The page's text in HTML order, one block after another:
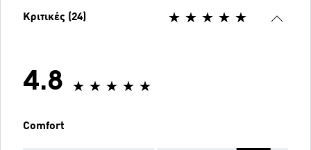
Κριτικές (24)
4.8
Comfort